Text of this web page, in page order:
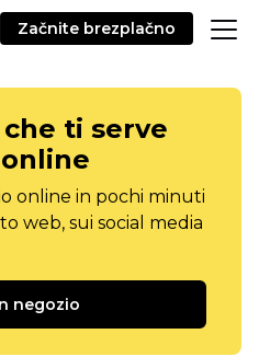
Začnite brezplačno
ti serve
online in pochi minuti
web, sui social media
negozio